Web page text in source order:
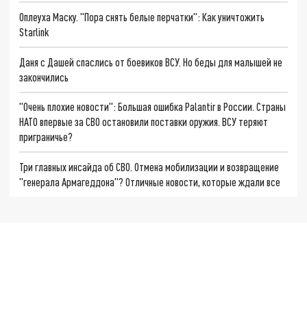
Оплеуха Маску. "Пора снять белые перчатки": Как уничтожить
Starlink
Даня с Дашей спаслись от боевиков ВСУ. Но беды для малышей не
закончились
"Очень плохие новости": Большая ошибка Palantir в России. Страны
НАТО впервые за СВО остановили поставки оружия. ВСУ теряют
приграничье?
Три главных инсайда об СВО. Отмена мобилизации и возвращение
"генерала Армагеддона"? Отличные новости, которые ждали все